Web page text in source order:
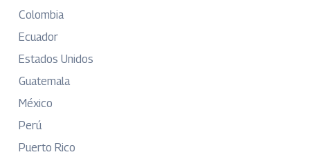
Colombia
Ecuador
Estados Unidos
Guatemala
México
Perú
Puerto Rico